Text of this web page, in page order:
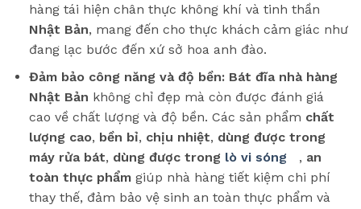
hàng tái hiện chân thực không khí và tinh thần
Nhật Bản, mang đến cho thực khách cảm giác như
đang lạc bước đến xứ sở hoa anh đào.
Đảm bảo công năng và độ bền: Bát đĩa nhà hàng
Nhật Bản không chỉ đẹp mà còn được đánh giá
cao về chất lượng và độ bền. Các sản phẩm chất
lượng cao, bền bỉ, chịu nhiệt, dùng được trong
máy rửa bát, dùng được trong lò vi sóng , an
toàn thực phẩmgiúp nhà hàng tiết kiệm chi phí
thay thế, đảm bảo vệ sinh an toàn thực phẩm và